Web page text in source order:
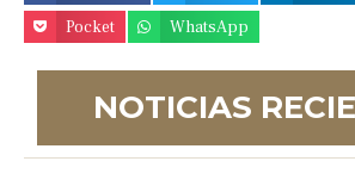
Pocket
WhatsApp
NOTICIAS